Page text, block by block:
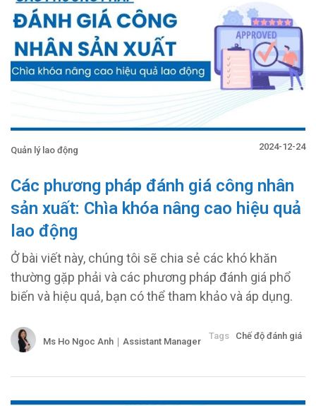
Quản lý lao động 2024-12-24
Các phương pháp đánh giá công nhân
sản xuất: Chìa khóa nâng cao hiệu quả
lao động
Ở bài viết này, chúng tôi sẽ chia sẻ các khó khăn
thường gặp phải và các phương pháp đánh giá phổ
biến và hiệu quả, bạn có thể tham khảo và áp dụng.
Ms Ho Ngoc Anh｜Assistant Manager
Tags Chế độ đánh giá